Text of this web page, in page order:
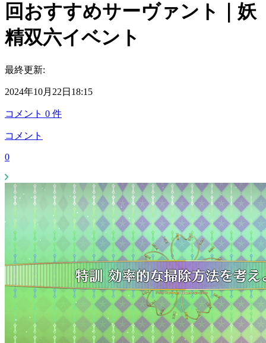
回おすすめサーヴァント｜妖
精双六イベント
最終更新:
2024年10月22日18:15
コメント 0 件
コメント
0